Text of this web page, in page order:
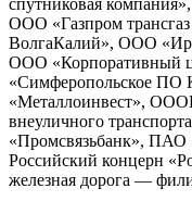
спутниковая
ООО «Газпром
ВолгаКалий», ООО
ООО «Корпоративный
«Симферопольское
«Металлоинвест»,
внеуличного
«Промсвязьбанк»,
Российский концерн
железная дорога —